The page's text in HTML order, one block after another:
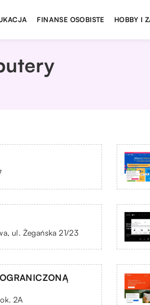
FINANSE OSOBISTE HOBBY I
ul. Żegańska 21/23
2A